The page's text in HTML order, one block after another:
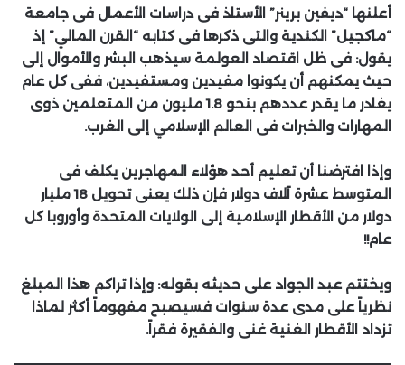
أعلنها “ديفين برينر” الأستاذ فى دراسات الأعمال فى جامعة
“ماكجيل” الكندية والتى ذكرها فى كتابه “القرن المالي” إذ
يقول: فى ظل اقتصاد العولمة سيذهب البشر والأموال إلى
حيث يمكنهم أن يكونوا مفيدين ومستفيدين، ففى كل عام
يغادر ما يقدر عددهم بنحو 1.8 مليون من المتعلمين ذوى
المهارات والخبرات فى العالم الإسلامي إلى الغرب.
وإذا افترضنا أن تعليم أحد هؤلاء المهاجرين يكلف فى
المتوسط عشرة آلاف دولار فإن ذلك يعنى تحويل 18 مليار
دولار من الأقطار الإسلامية إلى الولايات المتحدة وأوروبا كل
عام!!
ويختتم عبد الجواد على حديثه بقوله: وإذا تراكم هذا المبلغ
نظرياً على مدى عدة سنوات فسيصبح مفهوماً أكثر لماذا
تزداد الأقطار الغنية غنى والفقيرة فقراً.